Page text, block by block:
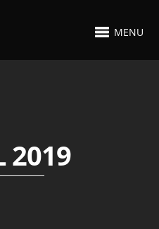
MENU
2019